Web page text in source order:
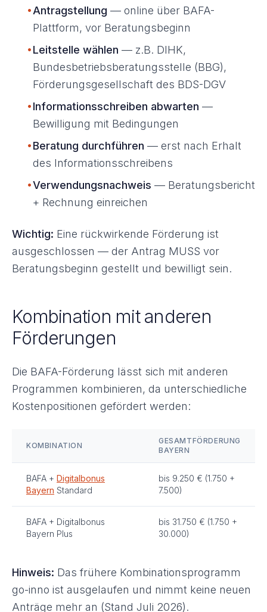
•Antragstellung — online über BAFA-
Plattform, vor Beratungsbeginn
•Leitstelle wählen — z.B. DIHK,
Bundesbetriebsberatungsstelle (BBG),
Förderungsgesellschaft des BDS-DGV
•Informationsschreiben abwarten —
Bewilligung mit Bedingungen
•Beratung durchführen — erst nach Erhalt
des Informationsschreibens
•Verwendungsnachweis — Beratungsbericht
+ Rechnung einreichen
Wichtig: Eine rückwirkende Förderung ist
ausgeschlossen — der Antrag MUSS vor
Beratungsbeginn gestellt und bewilligt sein.
Kombination mit anderen
Förderungen
Die BAFA-Förderung lässt sich mit anderen
Programmen kombinieren, da unterschiedliche
Kostenpositionen gefördert werden:
KOMBINATION
GESAMTFÖRDERUNG
BAYERN
BAFA + Digitalbonus
Bayern Standard
bis 9.250 € (1.750 +
7.500)
BAFA + Digitalbonus
Bayern Plus
bis 31.750 € (1.750 +
30.000)
Hinweis: Das frühere Kombinationsprogramm
go-inno ist ausgelaufen und nimmt keine neuen
Anträge mehr an (Stand Juli 2026).